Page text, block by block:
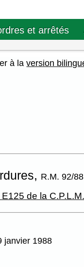
et arrêtés
à laversion
R.M. 92/
E125 de la C.P.L.M.
janvier 1988